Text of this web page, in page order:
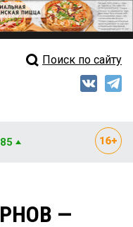
Свежий выпуск
Рейтинги
Поиск по сайту
—